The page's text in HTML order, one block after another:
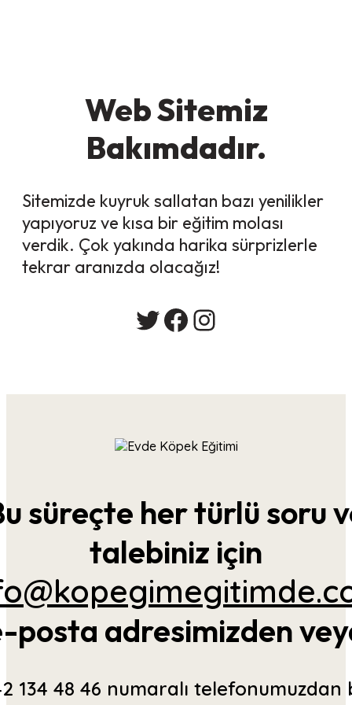
Web Sitemiz
Bakımdadır.
Sitemizde kuyruk sallatan bazı yenilikler
yapıyoruz ve kısa bir eğitim molası
verdik. Çok yakında harika sürprizlerle
tekrar aranızda olacağız!
süreçte her türlü soru
talebiniz için
posta adresimizden
134 48 46 numaralı telefonumuzdan